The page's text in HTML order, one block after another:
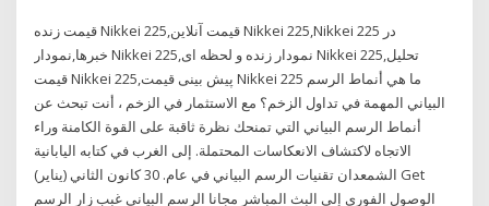
قیمت زنده Nikkei 225,قیمت آنلاین Nikkei 225,Nikkei 225 در
خبرها,نمودار Nikkei 225,نمودار زنده و لحظه ای Nikkei 225,تحلیل
قیمت Nikkei 225,پیش بینی قیمت Nikkei 225 ما هي أنماط الرسم
البياني المهمة في تداول الزخم؟ مع الاستثمار في الزخم ، أنت تبحث عن
أنماط الرسم البياني التي تمنحك نظرة ثاقبة على القوة الكامنة وراء
الاتجاه لاكتشاف الانعكاسات المحتملة. إلى الغرب في كتابه اليابانية
الشمعدان تقنيات الرسم البياني في عام. 30 كانون الثاني (يناير) Get
الوصول الفوري إلى البث المباشر مجانا الرسم البياني غبب زار الرسم